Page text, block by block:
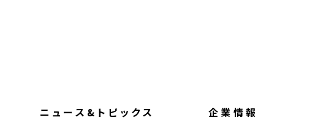
ニュース&トピックス 企業情報